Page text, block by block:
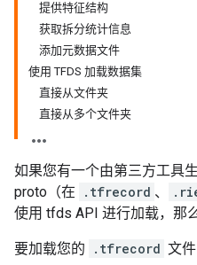
提供特征结构
获取拆分统计信息
添加元数据文件
使用 TFDS 加载数据集
直接从文件夹
直接从多个文件夹
如果您有一个由第三方工具
proto（在
.tfrecord 、
使用 tfds API 进行加载，那
要加载您的 .tfrecord 文件